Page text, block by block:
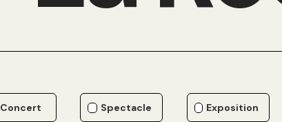
Concert Spectacle Exposition